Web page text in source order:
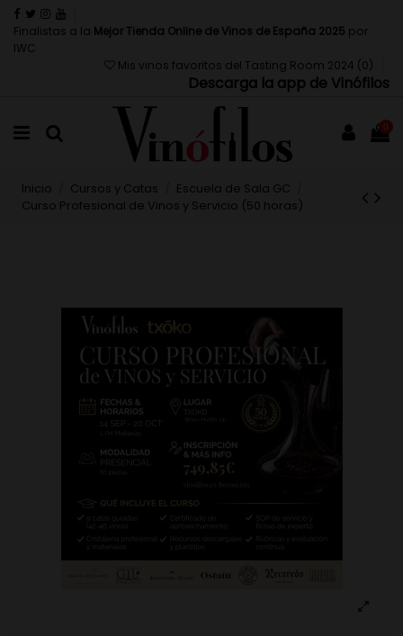
Finalistas a la Mejor Tienda Online de Vinos de España 2025 por
IWC
Mis vinos favoritos del Tasting Room 2024 (0 )
Descarga la app de Vinófilos
0
Inicio Cursos y Catas
Escuela de Sala GC
Curso Profesional de Vinos y Servicio (50 horas)